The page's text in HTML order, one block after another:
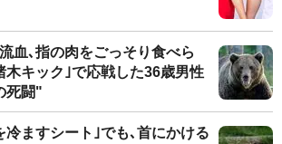
血､指の肉をごっそり食べら
キック｣で応戦した36歳男性
死闘"
冷ますシート｣でも､首にかける